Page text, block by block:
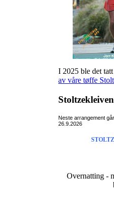
I 2025 ble det tatt
av våre tøffe
Neste arrangement
26.9.2026
Overnatting -